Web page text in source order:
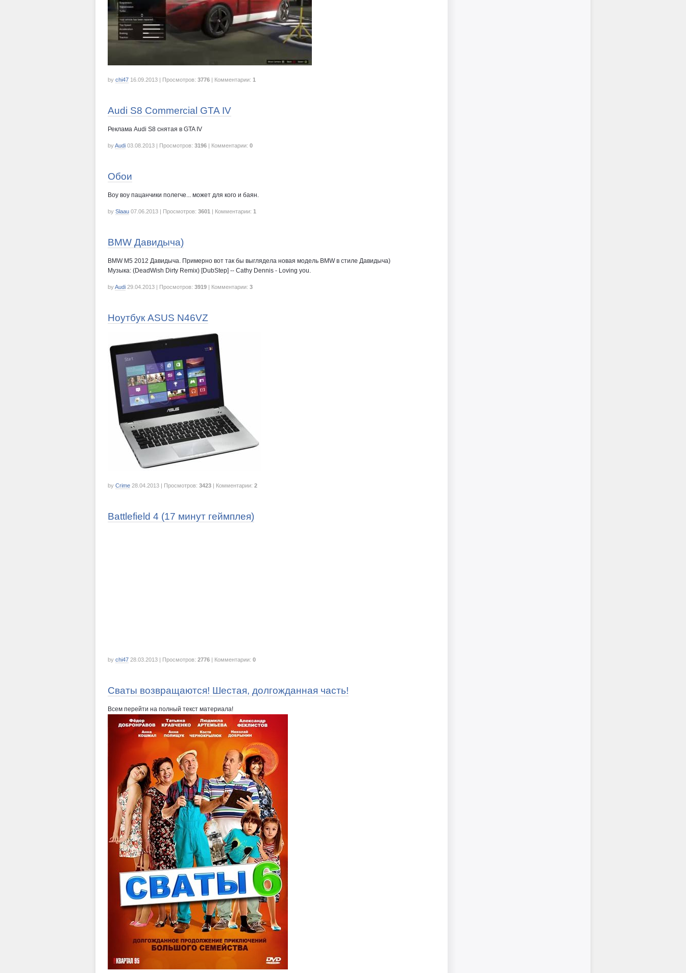
by chi47 16.09.2013 | Просмотров: 3776 | Комментарии: 1
Audi S8 Commercial GTA IV
Реклама Audi S8 снятая в GTA IV
byAudi 03.08.2013 | Просмотров: 3196 | Комментарии: 0
Обои
Воу воу пацанчики полегче... может для кого и баян.
by Slaau 07.06.2013 | Просмотров: 3601 | Комментарии: 1
BMW Давидыча)
BMW M5 2012 Давидыча. Примерно вот так бы выглядела новая модель BMW в стиле Давидыча)
Музыка: (DeadWish Dirty Remix) [DubStep] -- Cathy Dennis - Loving you.
byAudi 29.04.2013 | Просмотров: 3919 | Комментарии: 3
Ноутбук ASUS N46VZ
by Crime 28.04.2013 | Просмотров: 3423 | Комментарии: 2
Battlefield 4 (17 минут геймплея)
by chi47 28.03.2013 | Просмотров: 2776 | Комментарии: 0
Сваты возвращаются! Шестая, долгожданная часть!
Всем перейти на полный текст материала!